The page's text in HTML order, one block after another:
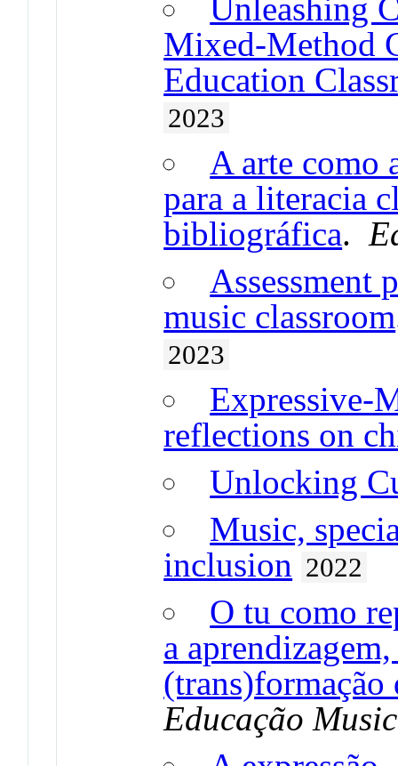
Unleashing
Mixed-Method
Education
2023
A arte como
para a literacia
bibliográfica.
Assessment
music classroom
2023
Expressive-
reflections on
Unlocking
Music,
inclusion 2022
O tu como
a
(trans)formação
Educação